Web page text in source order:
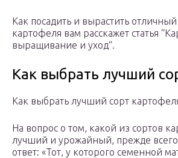
Как посадить и вырастить
картофеля вам расскажет статья
выращивание и уход“.
Как выбрать лучший
Как выбрать лучший сорт
На вопрос о том, какой из сортов
лучший и урожайный, прежде
ответ: «Тот, у которого семенной